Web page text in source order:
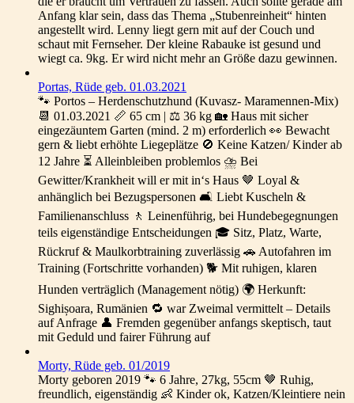
Anfang klar sein, dass das Thema „Stubenreinheit“ hinten
angestellt wird. Lenny liegt gern mit auf der Couch und
schaut mit Fernseher. Der kleine Rabauke ist gesund und
wiegt ca. 9kg. Er wird nicht mehr an Größe dazu gewinnen.
Portas, Rüde geb. 01.03.2021
🐾 Portos – Herdenschutzhund (Kuvasz- Maramennen-Mix)
📆 01.03.2021 📏 65 cm | ⚖️ 36 kg 🏡 Haus mit sicher
eingezäuntem Garten (mind. 2 m) erforderlich 👀 Bewacht
gern & liebt erhöhte Liegeplätze 🚫 Keine Katzen/ Kinder ab
12 Jahre ⏳ Alleinbleiben problemlos ⛈️ Bei
Gewitter/Krankheit will er mit in‘s Haus 🤎 Loyal &
anhänglich bei Bezugspersonen 🛋️ Liebt Kuscheln &
Familienanschluss 🚶 Leinenführig, bei Hundebegegnungen
teils eigenständige Entscheidungen 🎓 Sitz, Platz, Warte,
Rückruf & Maulkorbtraining zuverlässig 🚗 Autofahren im
Training (Fortschritte vorhanden) 🐕 Mit ruhigen, klaren
Hunden verträglich (Management nötig) 🌍 Herkunft:
Sighișoara, Rumänien 🔁 war Zweimal vermittelt – Details
auf Anfrage 👤 Fremden gegenüber anfangs skeptisch, taut
mit Geduld und fairer Führung auf
Morty, Rüde geb. 01/2019
Morty geboren 2019 🐾 6 Jahre, 27kg, 55cm 🤎 Ruhig,
freundlich, eigenständig 👶 Kinder ok, Katzen/Kleintiere nein